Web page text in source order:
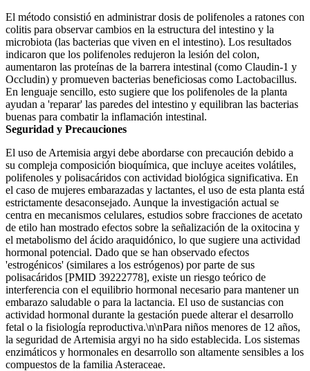
El método consistió en administrar dosis de polifenoles a ratones con
colitis para observar cambios en la estructura del intestino y la
microbiota (las bacterias que viven en el intestino). Los resultados
indicaron que los polifenoles redujeron la lesión del colon,
aumentaron las proteínas de la barrera intestinal (como Claudin-1 y
Occludin) y promueven bacterias beneficiosas como Lactobacillus.
En lenguaje sencillo, esto sugiere que los polifenoles de la planta
ayudan a 'reparar' las paredes del intestino y equilibran las bacterias
buenas para combatir la inflamación intestinal.
Seguridad y Precauciones
El uso de Artemisia argyi debe abordarse con precaución debido a
su compleja composición bioquímica, que incluye aceites volátiles,
polifenoles y polisacáridos con actividad biológica significativa. En
el caso de mujeres embarazadas y lactantes, el uso de esta planta está
estrictamente desaconsejado. Aunque la investigación actual se
centra en mecanismos celulares, estudios sobre fracciones de acetato
de etilo han mostrado efectos sobre la señalización de la oxitocina y
el metabolismo del ácido araquidónico, lo que sugiere una actividad
hormonal potencial. Dado que se han observado efectos
'estrogénicos' (similares a los estrógenos) por parte de sus
polisacáridos [PMID 39222778], existe un riesgo teórico de
interferencia con el equilibrio hormonal necesario para mantener un
embarazo saludable o para la lactancia. El uso de sustancias con
actividad hormonal durante la gestación puede alterar el desarrollo
fetal o la fisiología reproductiva.\n\nPara niños menores de 12 años,
la seguridad de Artemisia argyi no ha sido establecida. Los sistemas
enzimáticos y hormonales en desarrollo son altamente sensibles a los
compuestos de la familia Asteraceae.